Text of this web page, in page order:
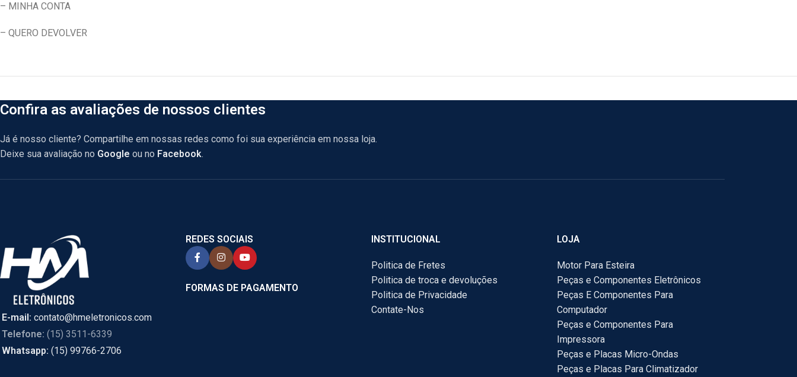
– MINHA CONTA
– QUERO DEVOLVER
Confira as avaliações de nossos clientes
Já é nosso cliente? Compartilhe em nossas redes como foi sua experiência em nossa loja.
Deixe sua avaliação no Google ou no Facebook.
E-mail: contato@hmeletronicos.com
Telefone: (15) 3511-6339
Whatsapp: (15) 99766-2706
REDES SOCIAIS
FORMAS DE PAGAMENTO
INSTITUCIONAL
Politica de Fretes
Politica de troca e devoluções
Politica de Privacidade
Contate-Nos
LOJA
Motor Para Esteira
Peças e Componentes Eletrônicos
Peças E Componentes Para
Computador
Peças e Componentes Para
Impressora
Peças e Placas Micro-Ondas
Peças e Placas Para Climatizador